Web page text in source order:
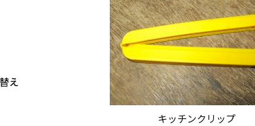
キッチンクリップ
え